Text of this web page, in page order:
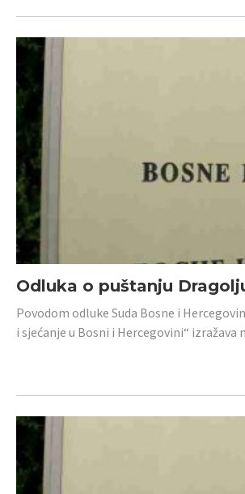
Odluka o puštanju
Povodom odluke Suda Bosne i
i sjećanje u Bosni i Hercegovini“